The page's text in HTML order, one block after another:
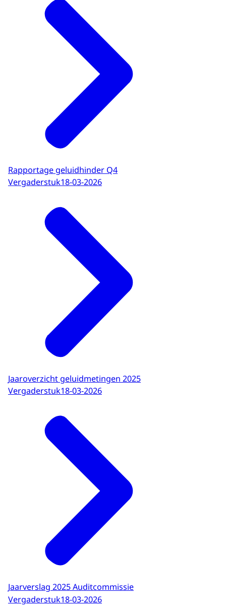
Rapportage geluidhinder Q4
Vergaderstuk18-03-2026
Jaaroverzicht geluidmetingen 2025
Vergaderstuk18-03-2026
Jaarverslag 2025 Auditcommissie
Vergaderstuk18-03-2026